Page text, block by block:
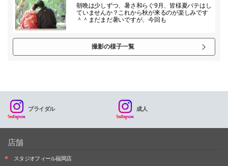
朝晩は少しずつ、暑さ和らぐ9月、皆様夏バテはし
ていませんか？これから秋が来るのが楽しみです
＾＾まだまだ暑いですが、今回も
撮影の様子一覧
ブライダル 成人
店舗
スタジオフィール福岡店